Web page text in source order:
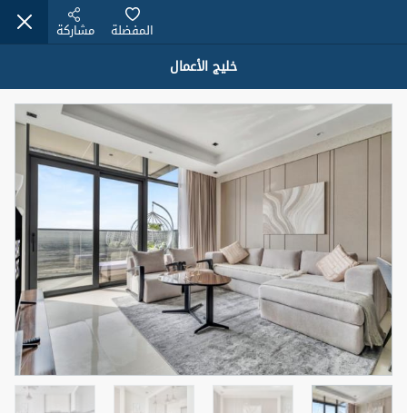
عقارات للإيجار (13750)
Modern Renovated Unit Near Marina Metro Station
95,000 درهم
3
سرير
1
حمام
1
المنطقة (متر
مربع)
70.03
المعروض
غير مفروش /ة
الشيكات
1
اسم الوسيط
NILOOFAR ABBAS VAKIL
رقم الوسيط
أتصل الأن
خليج الأعمال
المفضلة مشاركة